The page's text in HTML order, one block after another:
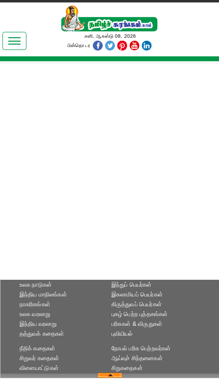
இலக்கியங்கள்
தமிழ் உலகம்
சனி, ஆகஸ்டு 08, 2026
பின்தொடர
உலக நாடுகள்
இந்திய மாநிலங்கள்
நாகரிகங்கள்
இந்துப் பெயர்கள்
இசுலாமியப் பெயர்கள்
கிருத்துவப் பெயர்கள்
உலக வரலாறு
இந்திய வரலாறு
தத்துவக் கதைகள்
புகழ் பெற்ற புத்தகங்கள்
பரிசுகள் & விருதுகள்
புவியியல்
நீதிக் கதைகள்
சிறுவர் கதைகள்
விளையாட்டுகள்
நோபல் பரிசு‎ பெற்றவர்‎கள்
ஆய்வுச் சிந்தனைகள்
சிறுகதைகள்